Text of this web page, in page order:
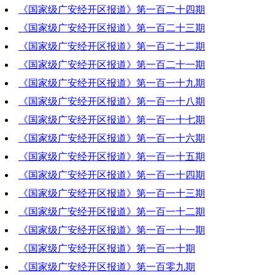
2021-08-05 20:42:38
《国家级广安经开区报道》第一百二十四期
2021-07-29 20:47:07
《国家级广安经开区报道》第一百二十三期
2021-07-23 20:42:10
《国家级广安经开区报道》第一百二十二期
2021-07-15 19:58:43
《国家级广安经开区报道》第一百二十一期
2021-07-08 21:35:31
《国家级广安经开区报道》第一百一十九期
2021-06-24 20:02:04
《国家级广安经开区报道》第一百一十八期
2021-06-17 19:45:42
《国家级广安经开区报道》第一百一十七期
2021-06-10 20:05:41
《国家级广安经开区报道》第一百一十六期
2021-06-03 19:10:28
《国家级广安经开区报道》第一百一十五期
2021-05-27 19:42:54
《国家级广安经开区报道》第一百一十四期
2021-05-20 19:18:22
《国家级广安经开区报道》第一百一十三期
2021-05-13 19:42:47
《国家级广安经开区报道》第一百一十二期
2021-05-06 20:36:52
《国家级广安经开区报道》第一百一十一期
2021-04-29 20:32:46
《国家级广安经开区报道》第一百一十期
2021-04-22 20:42:03
《国家级广安经开区报道》第一百零九期